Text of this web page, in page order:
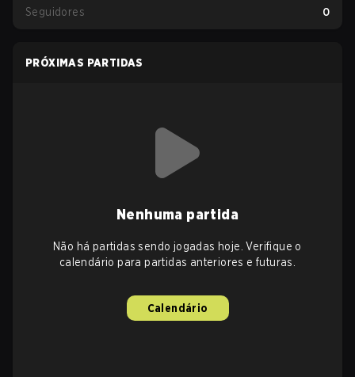
Seguidores 0
PRÓXIMAS PARTIDAS
Nenhuma partida
Não há partidas sendo jogadas hoje. Verifique o
calendário para partidas anteriores e futuras.
Calendário